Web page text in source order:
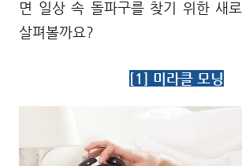
면 일상 속 돌파구를 찾기 위한 새
살펴볼까요?
[1] 미라클 모닝